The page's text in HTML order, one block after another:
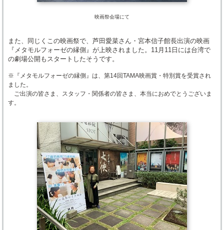
映画祭会場にて
また、同じくこの映画祭で、芦田愛菜さん・宮本信子館長出演の映画
『メタモルフォーゼの縁側』が上映されました。11月11日には台湾で
の劇場公開もスタートしたそうです。
※『メタモルフォーゼの縁側』は、第14回TAMA映画賞・特別賞を受賞され
ました。
ご出演の皆さま、スタッフ・関係者の皆さま、本当におめでとうございま
す。